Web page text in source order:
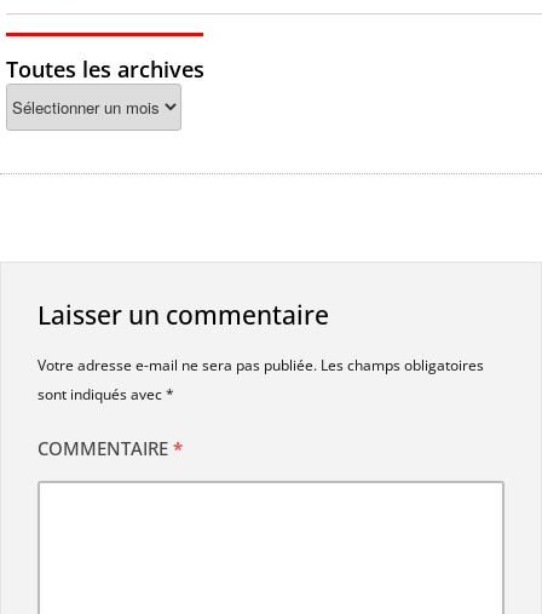
Toutes les archives
Laisser un commentaire
Votre adresse e-mail ne sera pas publiée. Les champs obligatoires
sont indiqués avec*
COMMENTAIRE *